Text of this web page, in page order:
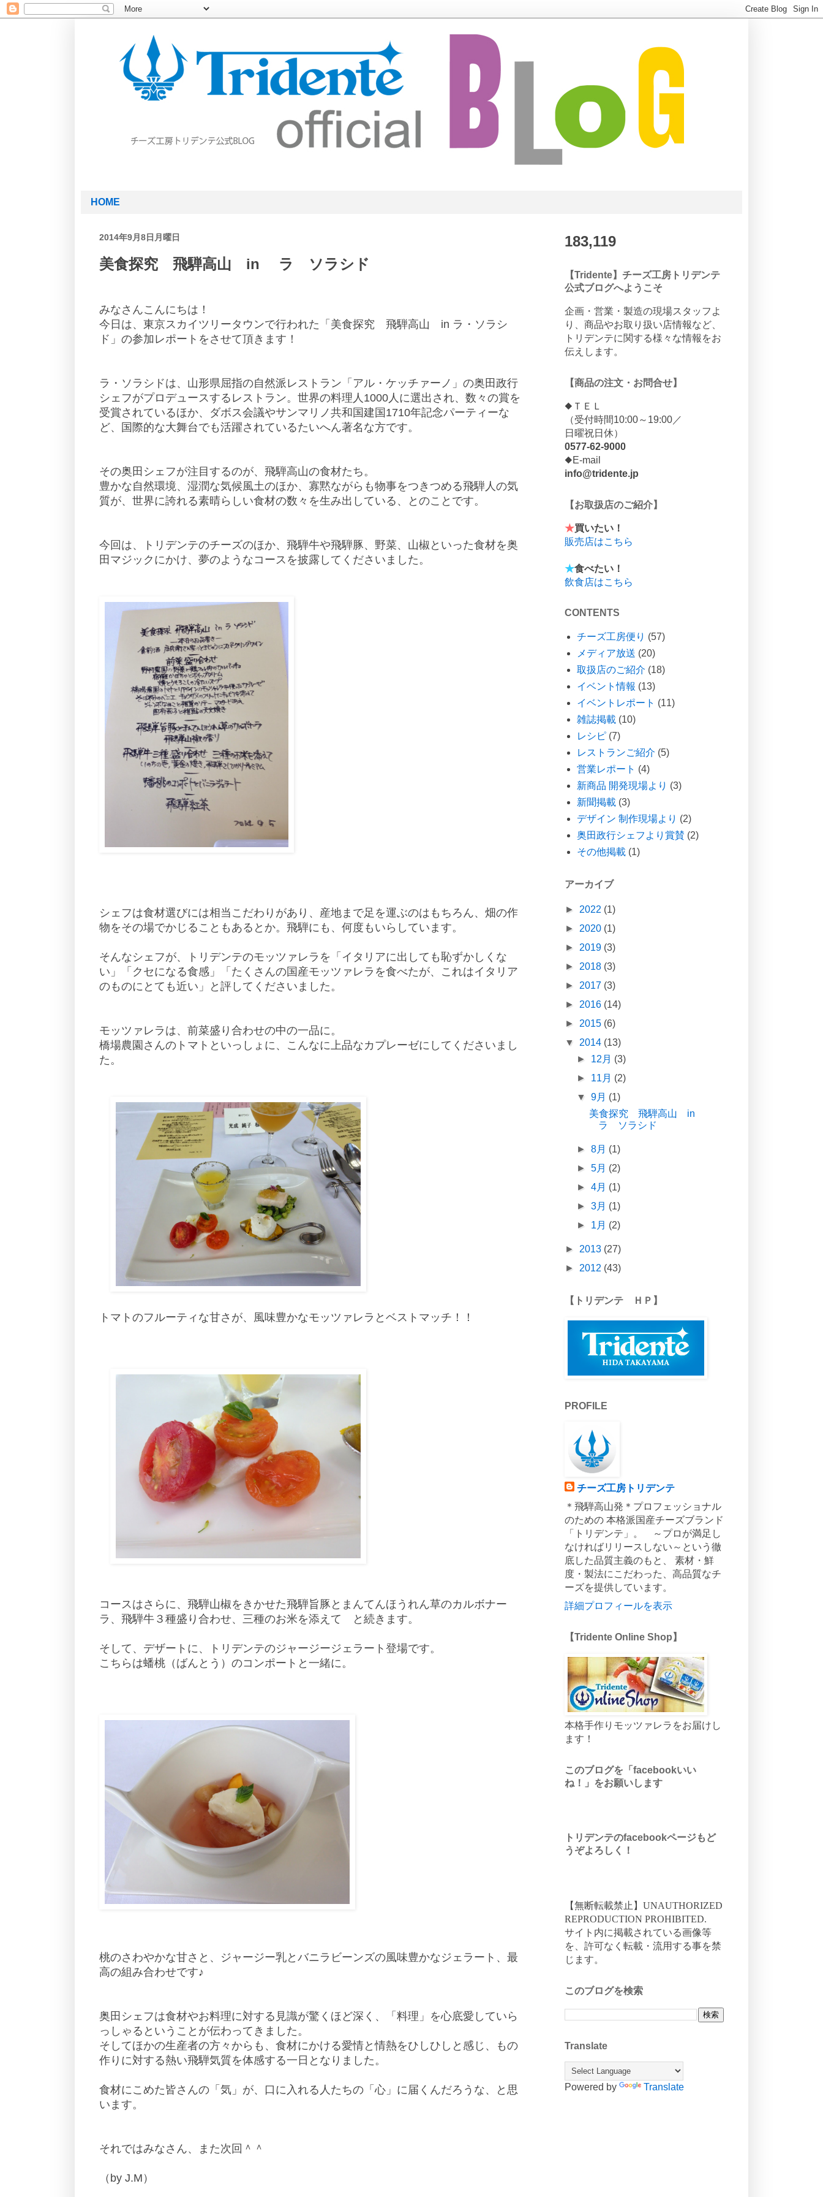
HOME
2014年9月8日月曜日
美食探究 飛騨高山 in ラ ソラシド
みなさんこんにちは！
今日は、東京スカイツリータウンで行われた「美食探究 飛騨高山 in ラ・ソラシ
ド」の参加レポートをさせて頂きます！
ラ・ソラシドは、山形県屈指の自然派レストラン「アル・ケッチァーノ」の奥田政行
シェフがプロデュースするレストラン。世界の料理人1000人に選出され、数々の賞を
受賞されているほか、ダボス会議やサンマリノ共和国建国1710年記念パーティーな
ど、国際的な大舞台でも活躍されているたいへん著名な方です。
その奥田シェフが注目するのが、飛騨高山の食材たち。
豊かな自然環境、湿潤な気候風土のほか、寡黙ながらも物事をつきつめる飛騨人の気
質が、世界に誇れる素晴らしい食材の数々を生み出している、とのことです。
今回は、トリデンテのチーズのほか、飛騨牛や飛騨豚、野菜、山椒といった食材を奥
田マジックにかけ、夢のようなコースを披露してくださいました。
シェフは食材選びには相当こだわりがあり、産地まで足を運ぶのはもちろん、畑の作
物をその場でかじることもあるとか。飛騨にも、何度もいらしています。
そんなシェフが、トリデンテのモッツァレラを「イタリアに出しても恥ずかしくな
い」「クセになる食感」「たくさんの国産モッツァレラを食べたが、これはイタリア
のものにとても近い」と評してくださいました。
モッツァレラは、前菜盛り合わせの中の一品に。
橋場農園さんのトマトといっしょに、こんなに上品なカプレーゼにしてくださいまし
た。
トマトのフルーティな甘さが、風味豊かなモッツァレラとベストマッチ！！
コースはさらに、飛騨山椒をきかせた飛騨旨豚とまんてんほうれん草のカルボナー
ラ、飛騨牛３種盛り合わせ、三種のお米を添えて と続きます。
そして、デザートに、トリデンテのジャージージェラート登場です。
こちらは蟠桃（ばんとう）のコンポートと一緒に。
桃のさわやかな甘さと、ジャージー乳とバニラビーンズの風味豊かなジェラート、最
高の組み合わせです♪
奥田シェフは食材やお料理に対する見識が驚くほど深く、「料理」を心底愛していら
っしゃるということが伝わってきました。
そしてほかの生産者の方々からも、食材にかける愛情と情熱をひしひしと感じ、もの
作りに対する熱い飛騨気質を体感する一日となりました。
食材にこめた皆さんの「気」が、口に入れる人たちの「心」に届くんだろうな、と思
います。
それではみなさん、また次回＾＾
（by J.M）
183,119
【Tridente】チーズ工房トリデンテ
公式ブログへようこそ
企画・営業・製造の現場スタッフよ
り、商品やお取り扱い店情報など、
トリデンテに関する様々な情報をお
伝えします。
【商品の注文・お問合せ】
◆ＴＥＬ
（受付時間10:00～19:00／
日曜祝日休）
0577-62-9000
◆E-mail
info@tridente.jp
【お取扱店のご紹介】
★買いたい！
販売店はこちら
★食べたい！
飲食店はこちら
CONTENTS
チーズ工房便り (57)
メディア放送 (20)
取扱店のご紹介 (18)
イベント情報 (13)
イベントレポート (11)
雑誌掲載 (10)
レシピ (7)
レストランご紹介 (5)
営業レポート (4)
新商品 開発現場より (3)
新聞掲載 (3)
デザイン 制作現場より (2)
奥田政行シェフより賞賛 (2)
その他掲載 (1)
アーカイブ
► 2022 (1)
► 2020 (1)
► 2019 (3)
► 2018 (3)
► 2017 (3)
► 2016 (14)
► 2015 (6)
▼ 2014 (13)
► 12月 (3)
► 11月 (2)
▼9月 (1)
美食探究 飛騨高山 in
ラ ソラシド
►8月 (1)
►5月 (2)
►4月 (1)
►3月 (1)
► 1月 (2)
► 2013 (27)
► 2012 (43)
【トリデンテ ＨＰ】
PROFILE
チーズ工房トリデンテ
＊飛騨高山発＊プロフェッショナル
のための 本格派国産チーズブランド
「トリデンテ」。 ～プロが満足し
なければリリースしない～という徹
底した品質主義のもと、 素材・鮮
度・製法にこだわった、高品質なチ
ーズを提供しています。
詳細プロフィールを表示
【Tridente Online Shop】
本格手作りモッツァレラをお届けし
ます！
このブログを「facebookいい
ね！」をお願いします
トリデンテのfacebookページもど
うぞよろしく！
【無断転載禁止】UNAUTHORIZED
REPRODUCTION PROHIBITED.
サイト内に掲載されている画像等
を、許可なく転載・流用する事を禁
じます。
このブログを検索
Translate
Powered by Translate